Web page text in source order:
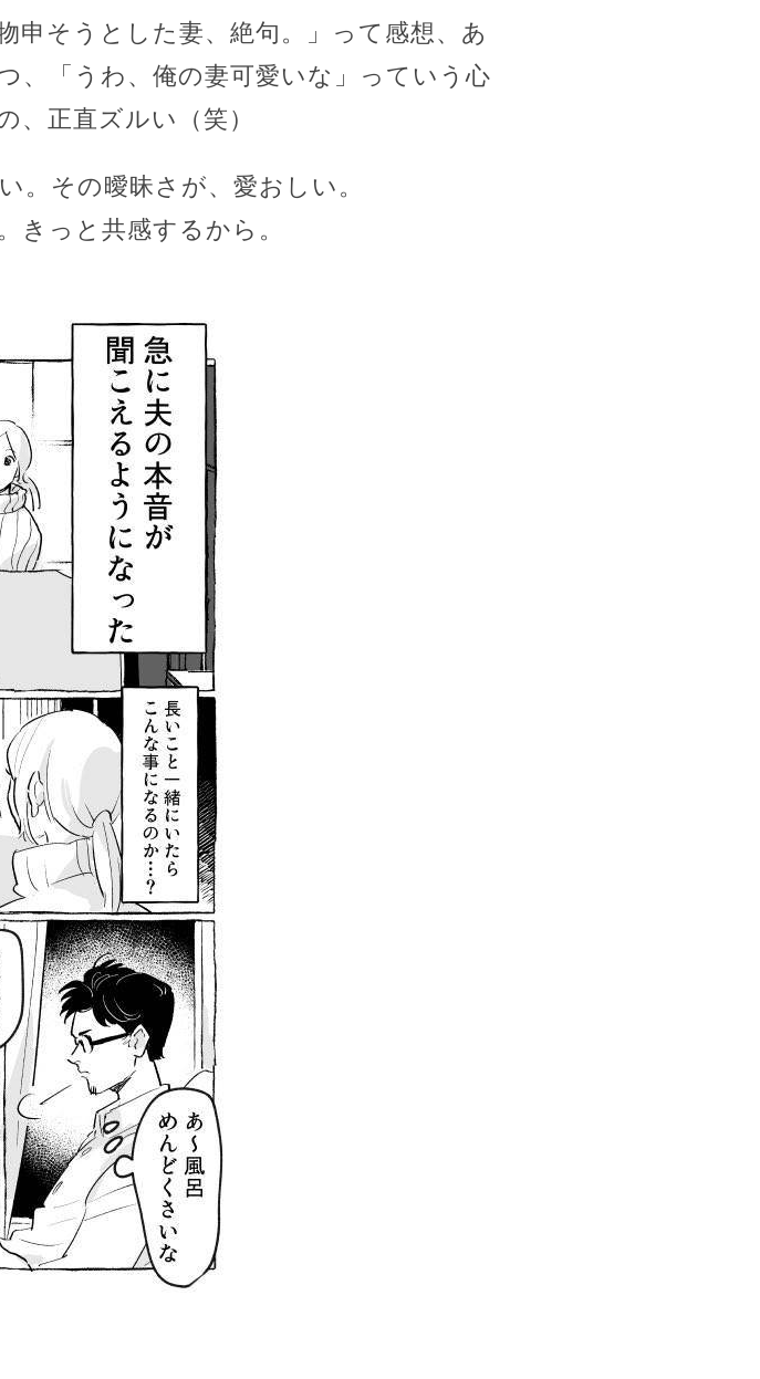
申そうとした妻、絶句。」って感想、あ
、「うわ、俺の妻可愛いな」っていう心
正直ズルい（笑）
。その曖昧さが、愛おしい。
きっと共感するから。